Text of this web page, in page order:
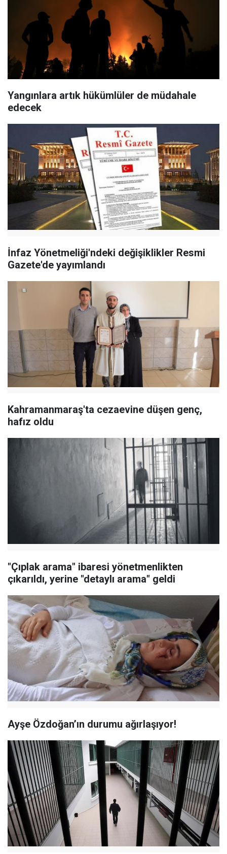
Yangınlara artık hükümlüler de müdahale
edecek
İnfaz Yönetmeliği'ndeki değişiklikler Resmi
Gazete'de yayımlandı
Kahramanmaraş'ta cezaevine düşen genç,
hafız oldu
"Çıplak arama" ibaresi yönetmenlikten
çıkarıldı, yerine "detaylı arama" geldi
Ayşe Özdoğan’ın durumu ağırlaşıyor!